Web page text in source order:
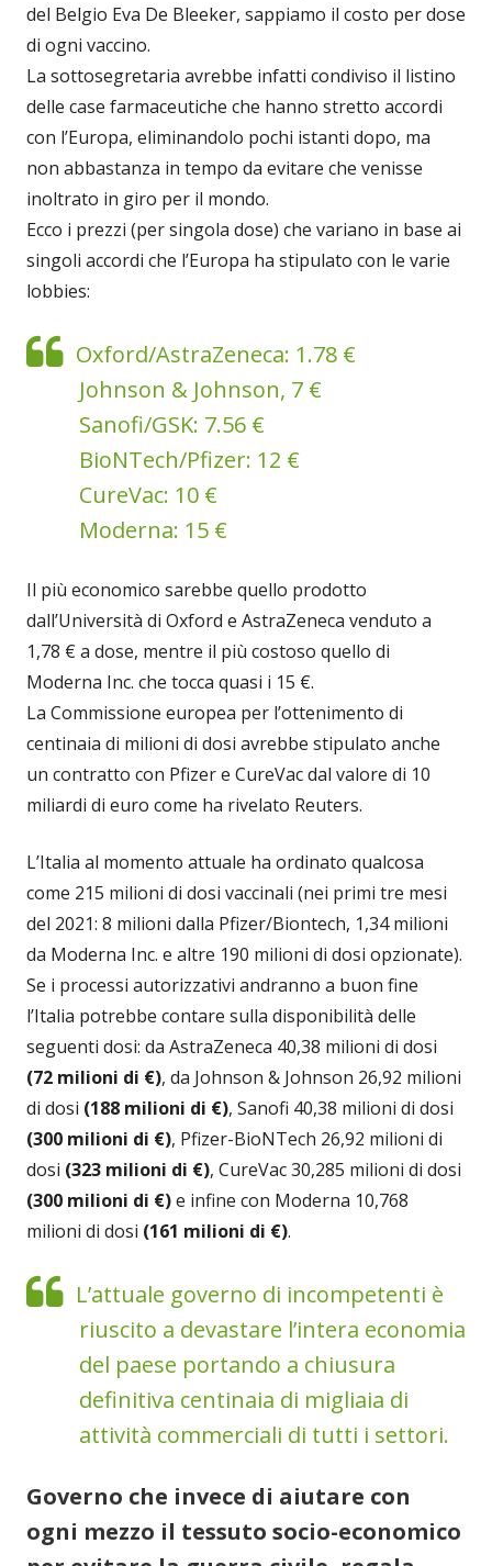
del Belgio Eva De Bleeker, sappiamo il costo per dose
di ogni vaccino.
La sottosegretaria avrebbe infatti condiviso il listino
delle case farmaceutiche che hanno stretto accordi
con l’Europa, eliminandolo pochi istanti dopo, ma
non abbastanza in tempo da evitare che venisse
inoltrato in giro per il mondo.
Ecco i prezzi (per singola dose) che variano in base ai
singoli accordi che l’Europa ha stipulato con le varie
lobbies:
Oxford/AstraZeneca: 1.78 €
Johnson & Johnson, 7 €
Sanofi/GSK: 7.56 €
BioNTech/Pfizer: 12 €
CureVac: 10 €
Moderna: 15 €
Il più economico sarebbe quello prodotto
dall’Università di Oxford e AstraZeneca venduto a
1,78 € a dose, mentre il più costoso quello di
Moderna Inc. che tocca quasi i 15 €.
La Commissione europea per l’ottenimento di
centinaia di milioni di dosi avrebbe stipulato anche
un contratto con Pfizer e CureVac dal valore di 10
miliardi di euro come ha rivelato Reuters.
L’Italia al momento attuale ha ordinato qualcosa
come 215 milioni di dosi vaccinali (nei primi tre mesi
del 2021: 8 milioni dalla Pfizer/Biontech, 1,34 milioni
da Moderna Inc. e altre 190 milioni di dosi opzionate).
Se i processi autorizzativi andranno a buon fine
l’Italia potrebbe contare sulla disponibilità delle
seguenti dosi: da AstraZeneca 40,38 milioni di dosi
(72 milioni di €), da Johnson & Johnson 26,92 milioni
di dosi (188 milioni di €), Sanofi 40,38 milioni di dosi
(300 milioni di €), Pfizer-BioNTech 26,92 milioni di
dosi (323 milioni di €), CureVac 30,285 milioni di dosi
(300 milioni di €)e infine con Moderna 10,768
milioni di dosi (161 milioni di €).
L’attuale governo di incompetenti è
riuscito a devastare l’intera economia
del paese portando a chiusura
definitiva centinaia di migliaia di
attività commerciali di tutti i settori.
Governo che invece di aiutare con
ogni mezzo il tessuto socio-economico